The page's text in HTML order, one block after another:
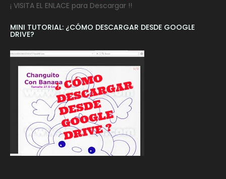
¡ VISITA EL ENLACE para Descargar !!
MINI TUTORIAL: ¿CÓMO DESCARGAR DESDE GOOGLE
DRIVE?